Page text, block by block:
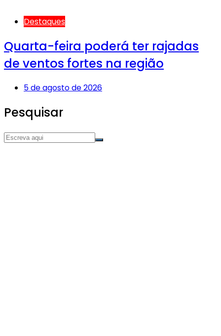
Destaques
Quarta-feira poderá ter rajadas
de ventos fortes na região
5 de agosto de 2026
Pesquisar